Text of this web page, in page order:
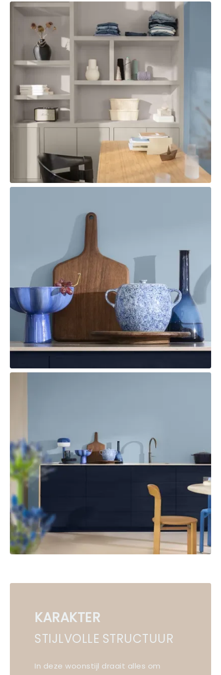
KARAKTER
STIJLVOLLE STRUCTUUR
In deze woonstijl draait alles om